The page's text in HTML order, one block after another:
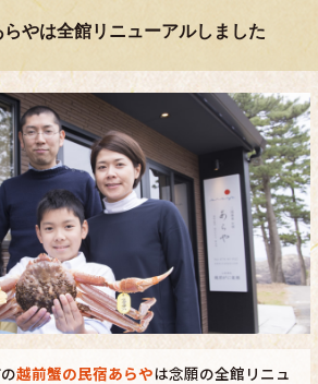
やは全館リニューアルしました
の越前蟹の民宿あらやは念願の全館リニュ